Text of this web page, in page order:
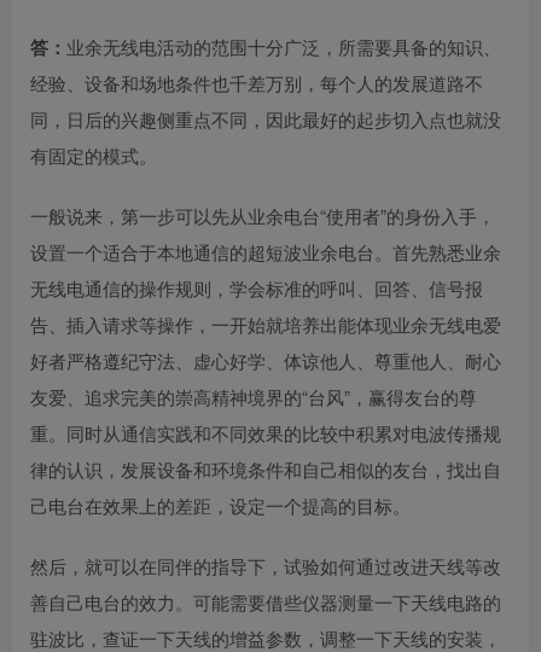
答： 业余无线电活动的范围十分广泛，所需要具备的知识、
经验、设备和场地条件也千差万别，每个人的发展道路不
同，日后的兴趣侧重点不同，因此最好的起步切入点也就没
有固定的模式。
一般说来，第一步可以先从业余电台“使用者”的身份入手，
设置一个适合于本地通信的超短波业余电台。首先熟悉业余
无线电通信的操作规则，学会标准的呼叫、回答、信号报
告、插入请求等操作，一开始就培养出能体现业余无线电爱
好者严格遵纪守法、虚心好学、体谅他人、尊重他人、耐心
友爱、追求完美的崇高精神境界的“台风”，赢得友台的尊
重。同时从通信实践和不同效果的比较中积累对电波传播规
律的认识，发展设备和环境条件和自己相似的友台，找出自
己电台在效果上的差距，设定一个提高的目标。
然后，就可以在同伴的指导下，试验如何通过改进天线等改
善自己电台的效力。可能需要借些仪器测量一下天线电路的
驻波比，查证一下天线的增益参数，调整一下天线的安装，